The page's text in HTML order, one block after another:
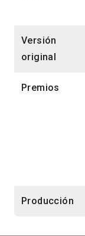
Versión
original
Premios
Producción